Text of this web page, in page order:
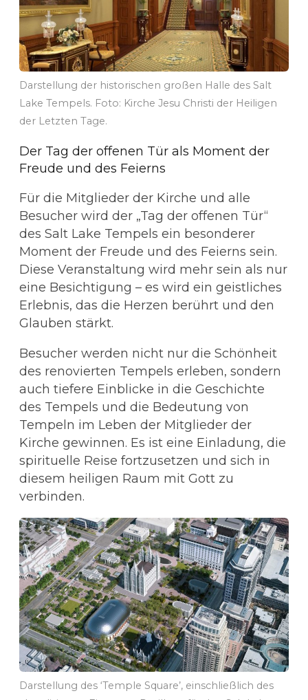
Darstellung der historischen großen Halle des Salt
Lake Tempels. Foto: Kirche Jesu Christi der Heiligen
der Letzten Tage.
Der Tag der offenen Tür als Moment der
Freude und des Feierns
Für die Mitglieder der Kirche und alle
Besucher wird der „Tag der offenen Tür“
des Salt Lake Tempels ein besonderer
Moment der Freude und des Feierns sein.
Diese Veranstaltung wird mehr sein als nur
eine Besichtigung – es wird ein geistliches
Erlebnis, das die Herzen berührt und den
Glauben stärkt.
Besucher werden nicht nur die Schönheit
des renovierten Tempels erleben, sondern
auch tiefere Einblicke in die Geschichte
des Tempels und die Bedeutung von
Tempeln im Leben der Mitglieder der
Kirche gewinnen. Es ist eine Einladung, die
spirituelle Reise fortzusetzen und sich in
diesem heiligen Raum mit Gott zu
verbinden.
Darstellung des ‘Temple Square’, einschließlich des